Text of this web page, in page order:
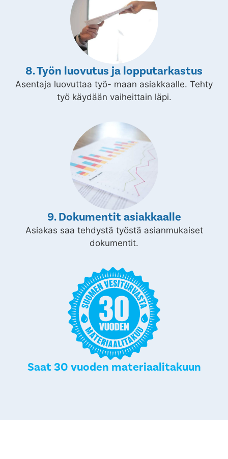
8. Työn luovutus ja lopputarkastus
Asentaja luovuttaa työ- maan asiakkaalle. Tehty
työ käydään vaiheittain läpi.
9. Dokumentit asiakkaalle
Asiakas saa tehdystä työstä asianmukaiset
dokumentit.
Saat 30 vuoden materiaalitakuun